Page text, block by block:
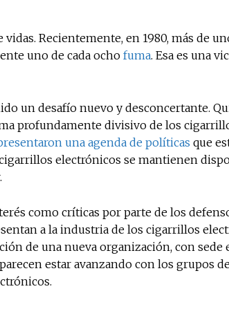
No te
noticias
Suscríbete a
noticias del vapeo y
electrónico.
Subscribe to our
of vaping and
Recientemente, en 1980, más de
uno de cada ocho fuma. Esa es una
un desafío nuevo y desconcertante.
profundamente divisivo de los
una agenda de políticas que
electrónicos se mantienen
como críticas por parte de los
a la industria de los cigarrillos
de una nueva organización, con sede
estar avanzando con los grupos